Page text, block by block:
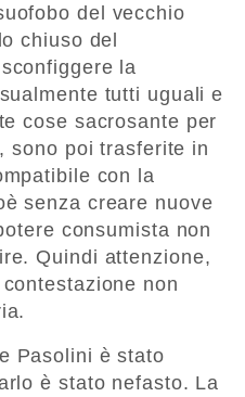
del vecchio
chiuso del
la
tutti uguali e
cose sacrosante per
sono poi trasferite in
con la
senza creare nuove
consumista non
Quindi attenzione,
non
Pasolini è stato
è stato nefasto. La